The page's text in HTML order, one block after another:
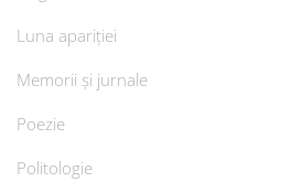
Luna apariției
Memorii și jurnale
Poezie
Politologie